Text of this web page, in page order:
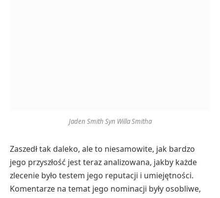
Jaden Smith Syn Willa Smitha
Zaszedł tak daleko, ale to niesamowite, jak bardzo
jego przyszłość jest teraz analizowana, jakby każde
zlecenie było testem jego reputacji i umiejętności.
Komentarze na temat jego nominacji były osobliwe,